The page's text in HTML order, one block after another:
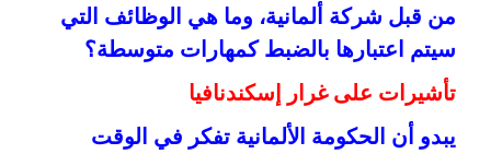
من قبل شركة ألمانية، وما هي الوظائف التي
سيتم اعتبارها بالضبط كمهارات متوسطة؟
تأشيرات على غرار إسكندنافيا
يبدو أن الحكومة الألمانية تفكر في الوقت